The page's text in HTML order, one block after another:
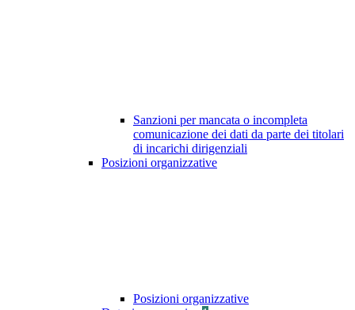
Sanzioni per mancata o incompleta
comunicazione dei dati da parte dei titolari
di incarichi dirigenziali
Posizioni organizzative
Posizioni organizzative